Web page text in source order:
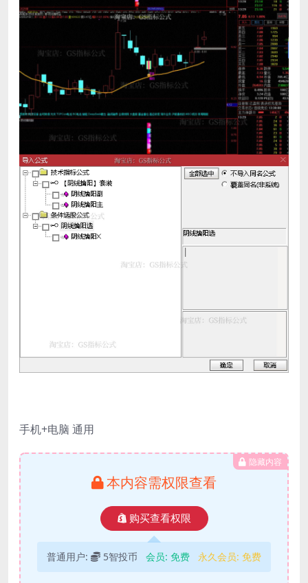
手机+电脑 通用
隐藏内容
本内容需权限查看
购买查看权限
普通用户: 5智投币 会员: 免费 永久会员: 免费